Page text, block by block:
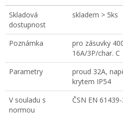
Skladová
dostupnost
skladem > 5ks
Poznámka
pro zásuvky
16A/3P/char. C
Parametry
proud 32A,
krytem IP54
V souladu s
normou
ČSN EN